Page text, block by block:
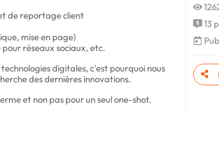
de reportage client
mise en page)
pour réseaux sociaux, etc.
digitales, c'est pourquoi nous
des dernières innovations.
et non pas pour un seul one-shot.
13